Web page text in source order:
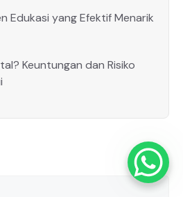
Edukasi yang Efektif Menarik
Keuntungan dan Risiko